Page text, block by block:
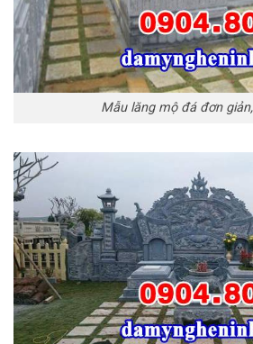
Mẫu lăng mộ đá đơn